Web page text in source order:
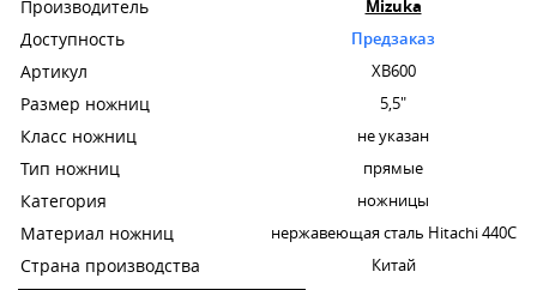
Производитель Mizuka
Доступность Предзаказ
Артикул XB600
Размер ножниц 5,5"
Класс ножниц не указан
Тип ножниц прямые
Категория ножницы
Материал ножниц нержавеющая сталь Hitachi 440C
Страна производства Китай